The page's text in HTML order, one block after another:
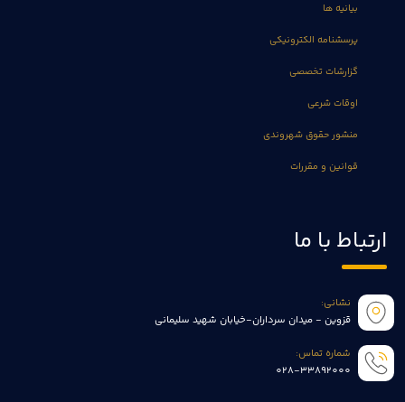
بیانیه ها
پرسشنامه الکترونیکی
گزارشات تخصصی
اوقات شرعی
منشور حقوق شهروندی
قوانین و مقررات
ارتباط با ما
نشانی:
قزوین - میدان سرداران-خیابان شهید سلیمانی
شماره تماس:
028-33892000